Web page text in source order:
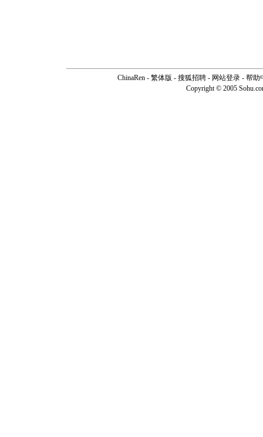
ChinaRen - 繁体版 - 搜狐招聘 - 网站登录 - 帮助
Copyright © 2005